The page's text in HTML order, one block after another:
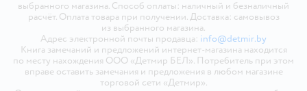
выбранного магазина. Способ оплаты: наличный и безналичный
расчёт. Оплата товара при получении. Доставка: самовывоз
из выбранного магазина.
Адрес электронной почты продавца: info@detmir.by
Книга замечаний и предложений интернет-магазина находится
по месту нахождения ООО «Детмир БЕЛ». Потребитель при этом
вправе оставить замечания и предложения в любом магазине
торговой сети «Детмир».